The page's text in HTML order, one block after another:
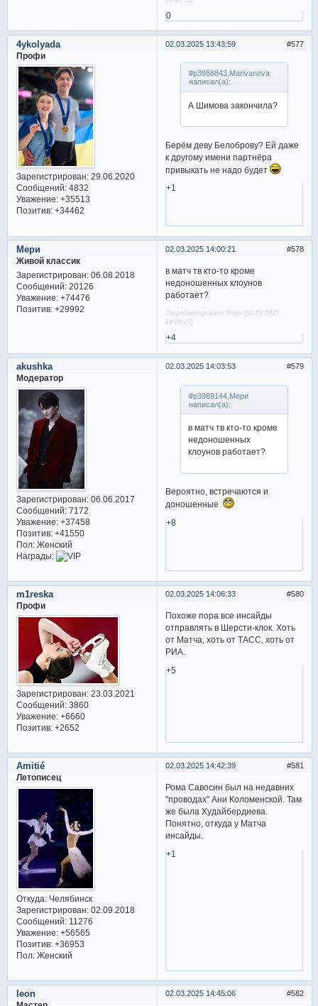
0
577
02.03.2025 13:43:59
4ykolyada
Профи
Зарегистрирован: 29.06.2020
Сообщений:4832
Уважение: +35513
Позитив: +34462
#p3988843,Marivanova
написал(а):
А Шимова закончила?
Берём деву Белоброву? Ей даже
к другому имени партнёра
привыкать не надо будет
+1
578
02.03.2025 14:00:21
Мери
Живой классик
Зарегистрирован: 06.08.2018
Сообщений:20126
Уважение: +74476
Позитив: +29992
в матч тв кто-то кроме
недоношенных клоунов
работает?
Отредактировано Мери (02.03.2025
14:00:27)
+4
579
02.03.2025 14:03:53
akushka
Модератор
Зарегистрирован: 06.06.2017
Сообщений:7172
Уважение: +37458
Позитив: +41550
Пол:Женский
Награды:
#p3989144,Мери
написал(а):
в матч тв кто-то кроме
недоношенных
клоунов работает?
Вероятно, встречаются и
доношенные
+8
580
02.03.2025 14:06:33
m1reska
Профи
Зарегистрирован: 23.03.2021
Сообщений:3860
Уважение: +6660
Позитив: +2652
Похоже пора все инсайды
отправлять в Шерсти-клок. Хоть
от Матча, хоть от ТАСС, хоть от
РИА.
+5
581
02.03.2025 14:42:39
Amitié
Летописец
Откуда:Челябинск
Зарегистрирован: 02.09.2018
Сообщений:11276
Уважение: +56565
Позитив: +36953
Пол:Женский
Рома Савосин был на недавних
"проводах" Ани Коломенской. Там
же была Худайбердиева.
Понятно, откуда у Матча
инсайды.
+1
582
02.03.2025 14:45:06
leon